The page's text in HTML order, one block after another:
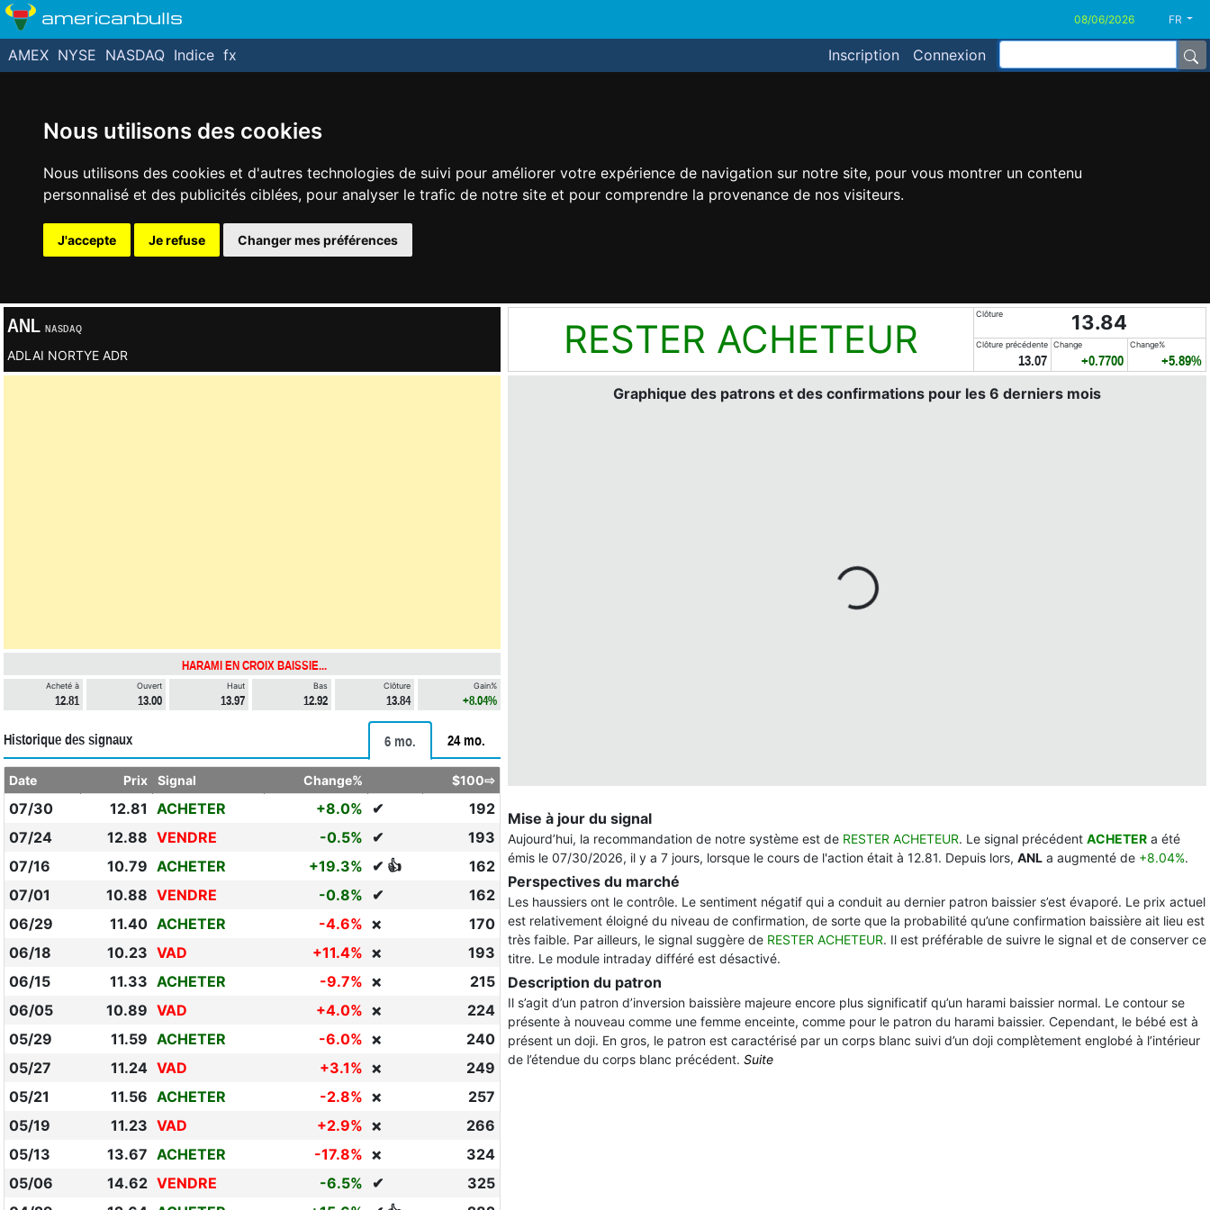
Nous utilisons des cookies
Nous utilisons des cookies et d'autres technologies de suivi pour améliorer votre expérience de navigation sur notre site, pour vous montrer un contenu
personnalisé et des publicités ciblées, pour analyser le trafic de notre site et pour comprendre la provenance de nos visiteurs.
J'accepte Je refuse Changer mes préférences
americanbulls FR
Inscription Connexion
AMEX NYSE NASDAQ Indice fx
ANL NASDAQ
ADLAI NORTYE ADR RESTER ACHETEUR
Clôture 13.84
Clôture précédente
13.07
Change
+0.7700
Change%
+5.89%
HARAMI EN CROIX BAISSIE...
Acheté à
12.81
Ouvert
13.00
Haut
13.97
Bas
12.92
Clôture
13.84
Gain%
+8.04%
Historique des signaux 6 mo. 24 mo.
Date Prix Signal Change% $100⇨
07/30 12.81 ACHETER +8.0% ✔
192
07/24
12.88 VENDRE -0.5% ✔
193
07/16
10.79 ACHETER +19.3% ✔ 👍
162
07/01
10.88 VENDRE -0.8% ✔
162
06/29
11.40 ACHETER -4.6% ❌
170
06/18
10.23 VAD +11.4% ❌
193
06/15
11.33 ACHETER -9.7% ❌
215
06/05
10.89 VAD +4.0% ❌
224
05/29
11.59 ACHETER -6.0% ❌
240
05/27
11.24 VAD +3.1% ❌
249
05/21
11.56 ACHETER -2.8% ❌
257
05/19
11.23 VAD +2.9% ❌
266
05/13
13.67 ACHETER -17.8% ❌
324
05/06
14.62 VENDRE -6.5% ✔
325
Graphique des patrons et des confirmations pour les 6 derniers mois
Mise à jour du signal
Aujourd’hui, la recommandation de notre système est de RESTER ACHETEUR. Le signal précédent ACHETER a été
émis le 07/30/2026, il y a 7 jours, lorsque le cours de l'action était à 12.81. Depuis lors, ANL a augmenté de +8.04%.
Perspectives du marché
Les haussiers ont le contrôle. Le sentiment négatif qui a conduit au dernier patron baissier s’est évaporé. Le prix actuel
est relativement éloigné du niveau de confirmation, de sorte que la probabilité qu’une confirmation baissière ait lieu est
très faible. Par ailleurs, le signal suggère de RESTER ACHETEUR. Il est préférable de suivre le signal et de conserver ce
titre. Le module intraday différé est désactivé.
Description du patron
Il s’agit d’un patron d’inversion baissière majeure encore plus significatif qu’un harami baissier normal. Le contour se
présente à nouveau comme une femme enceinte, comme pour le patron du harami baissier. Cependant, le bébé est à
présent un doji. En gros, le patron est caractérisé par un corps blanc suivi d’un doji complètement englobé à l’intérieur
de l’étendue du corps blanc précédent. Suite